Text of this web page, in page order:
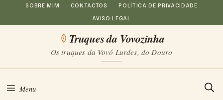
Saltar
para
conteúdo
SOBRE MIM CONTACTOS POLÍTICA DE PRIVACIDADE
AVISO LEGAL
Truques da Vovozinha
Os truques da Vovó Lurdes, do Douro
Menu